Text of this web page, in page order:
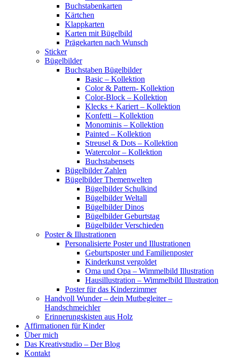
Buchstabenkarten
Kärtchen
Klappkarten
Karten mit Bügelbild
Prägekarten nach Wunsch
Sticker
Bügelbilder
Buchstaben Bügelbilder
Basic – Kollektion
Color & Pattern- Kollektion
Color-Block – Kollektion
Klecks + Kariert – Kollektion
Konfetti – Kollektion
Monominis – Kollektion
Painted – Kollektion
Streusel & Dots – Kollektion
Watercolor – Kollektion
Buchstabensets
Bügelbilder Zahlen
Bügelbilder Themenwelten
Bügelbilder Schulkind
Bügelbilder Weltall
Bügelbilder Dinos
Bügelbilder Geburtstag
Bügelbilder Verschieden
Poster & Illustrationen
Personalisierte Poster und Illustrationen
Geburtsposter und Familienposter
Kinderkunst vergoldet
Oma und Opa – Wimmelbild Illustration
Hausillustration – Wimmelbild Illustration
Poster für das Kinderzimmer
Handvoll Wunder – dein Mutbegleiter –
Handschmeichler
Erinnerungskisten aus Holz
Affirmationen für Kinder
Über mich
Das Kreativstudio – Der Blog
Kontakt